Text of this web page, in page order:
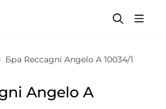
Бра Reccagni Angelo A 10034/1
Angelo A